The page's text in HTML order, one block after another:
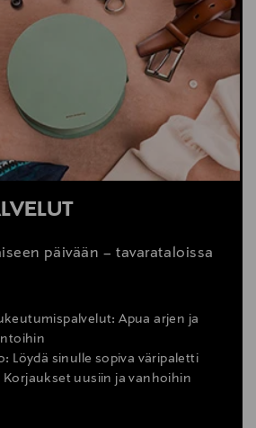
STREET, EC2A 3QB,
mokkanahkalaukku
päivään – tavarataloissa
Apua arjen ja
Löydä sinulle sopiva väripaletti
Korjaukset uusiin ja vanhoihin